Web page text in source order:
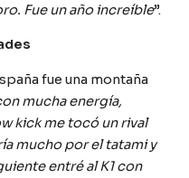
Fue un año increíble”.
fue una montaña
mucha energía,
kick me tocó un rival
mucho por el tatami y
entré al K1 con